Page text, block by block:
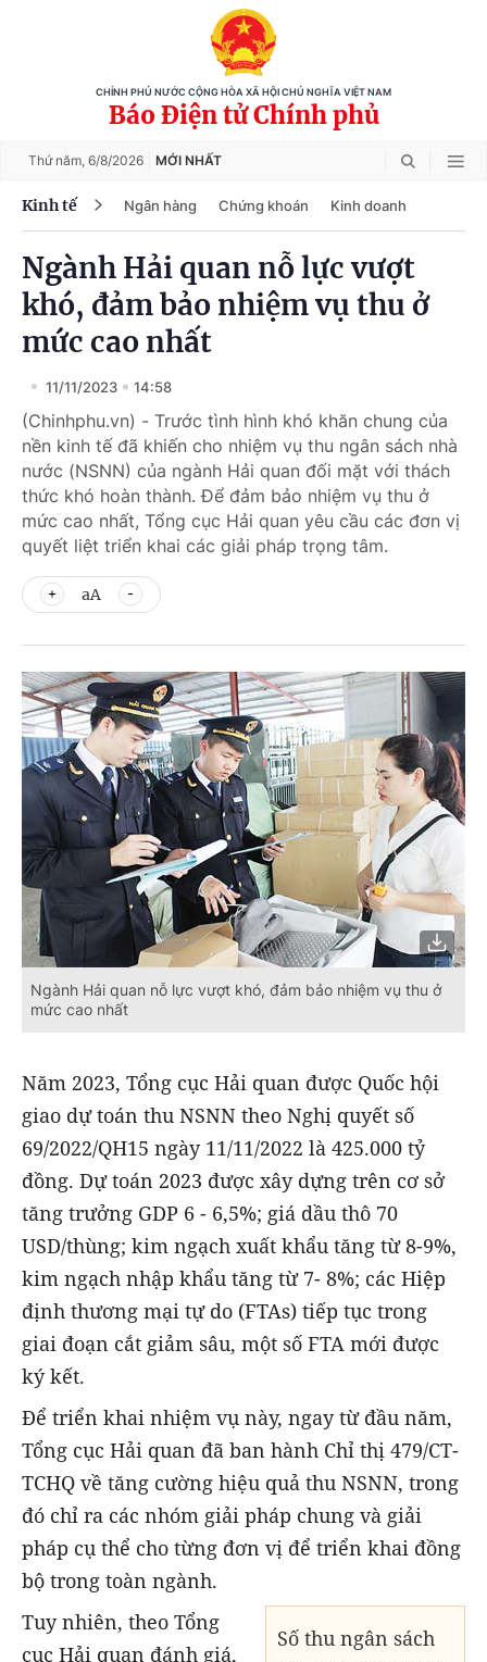
CHÍNH PHỦ NƯỚC CỘNG HÒA XÃ HỘI CHỦ NGHĨA VIỆT NAM
Báo Điện tử Chính phủ
Thứ năm, 6/8/2026 MỚI NHẤT
Kinh tế Ngân hàng Chứng khoán Kinh doanh
Ngành Hải quan nỗ lực vượt
khó, đảm bảo nhiệm vụ thu ở
mức cao nhất
11/11/2023 14:58
(Chinhphu.vn) - Trước tình hình khó khăn chung của
nền kinh tế đã khiến cho nhiệm vụ thu ngân sách nhà
nước (NSNN) của ngành Hải quan đối mặt với thách
thức khó hoàn thành. Để đảm bảo nhiệm vụ thu ở
mức cao nhất, Tổng cục Hải quan yêu cầu các đơn vị
quyết liệt triển khai các giải pháp trọng tâm.
aA
Ngành Hải quan nỗ lực vượt khó, đảm bảo nhiệm vụ thu ở
mức cao nhất
Năm 2023, Tổng cục Hải quan được Quốc hội
giao dự toán thu NSNN theo Nghị quyết số
69/2022/QH15 ngày 11/11/2022 là 425.000 tỷ
đồng. Dự toán 2023 được xây dựng trên cơ sở
tăng trưởng GDP 6 - 6,5%; giá dầu thô 70
USD/thùng; kim ngạch xuất khẩu tăng từ 8-9%,
kim ngạch nhập khẩu tăng từ 7- 8%; các Hiệp
định thương mại tự do (FTAs) tiếp tục trong
giai đoạn cắt giảm sâu, một số FTA mới được
ký kết.
Để triển khai nhiệm vụ này, ngay từ đầu năm,
Tổng cục Hải quan đã ban hành Chỉ thị 479/CT-
TCHQ về tăng cường hiệu quả thu NSNN, trong
đó chỉ ra các nhóm giải pháp chung và giải
pháp cụ thể cho từng đơn vị để triển khai đồng
bộ trong toàn ngành.
Số thu ngân sách
Tuy nhiên, theo Tổng
cục Hải quan đánh giá,